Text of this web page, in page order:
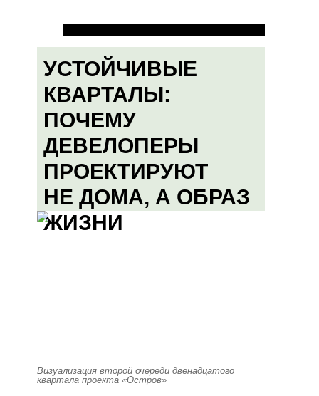
УСТОЙЧИВЫЕ
КВАРТАЛЫ:
ПОЧЕМУ
ДЕВЕЛОПЕРЫ
ПРОЕКТИРУЮТ
НЕ ДОМА, А ОБРАЗ
ЖИЗНИ
Визуализация второй очереди двенадцатого
квартала проекта «Остров»